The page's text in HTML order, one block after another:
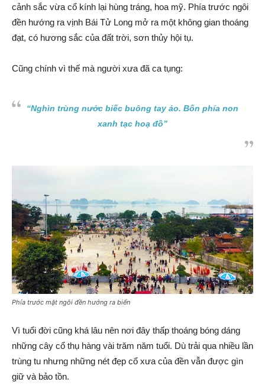
cảnh sắc vừa cổ kính lại hùng tráng, hoa mỹ. Phía trước ngôi
đền hướng ra vịnh Bái Tử Long mở ra một không gian thoáng
đạt, có hương sắc của đất trời, sơn thủy hội tụ.
Cũng chính vì thế mà người xưa đã ca tụng:
“Nghìn trùng nước biếc buông tay áo. Bốn phía non
xanh tạc hoạ đồ”
Phía trước mặt ngôi đền hướng ra biển
Vì tuổi đời cũng khá lâu nên nơi đây thấp thoáng bóng dáng
những cây cổ thụ hàng vài trăm năm tuổi. Dù trải qua nhiều lần
trùng tu nhưng những nét đẹp cổ xưa của đền vẫn được gìn
giữ và bảo tồn.